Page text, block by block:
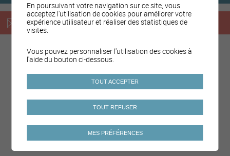
Inscription à la newsletter
En poursuivant votre navigation sur ce site, vous
acceptez l'utilisation de cookies pour améliorer votre
expérience utilisateur et réaliser des statistiques de
visites.
Vous pouvez personnaliser l'utilisation des cookies à
l'aide du bouton ci-dessous.
TOUT ACCEPTER
TOUT REFUSER
MES PRÉFÉRENCES